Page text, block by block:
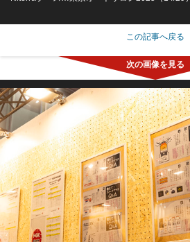
この記事へ戻る